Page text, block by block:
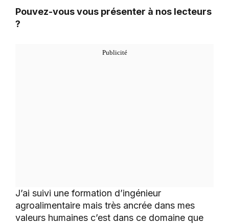
Pouvez-vous vous présenter à nos lecteurs
?
J’ai suivi une formation d’ingénieur
agroalimentaire mais très ancrée dans mes
valeurs humaines c’est dans ce domaine que